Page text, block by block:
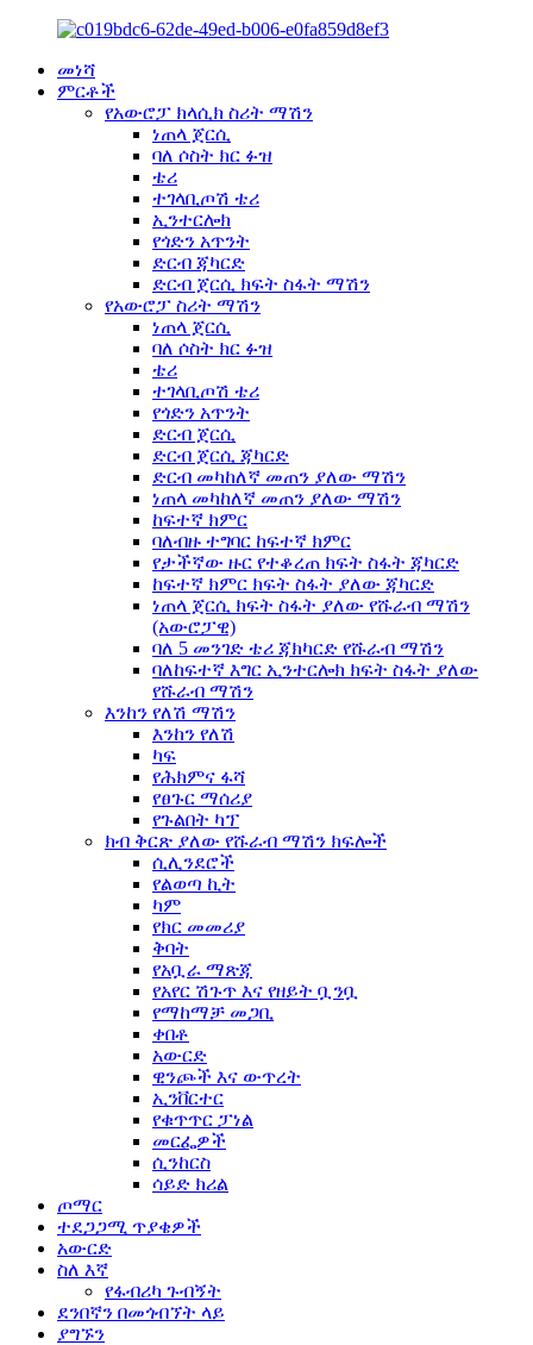
መነሻ
ምርቶች
የአውሮፓ ክላሲክ ስሪት ማሽን
ነጠላ ጀርሲ
ባለ ሶስት ክር ፉዝ
ቴሪ
ተገላቢጦሽ ቴሪ
ኢንተርሎክ
የጎድን አጥንት
ድርብ ጃካርድ
ድርብ ጀርሲ ክፍት ስፋት ማሽን
የአውሮፓ ስሪት ማሽን
ነጠላ ጀርሲ
ባለ ሶስት ክር ፉዝ
ቴሪ
ተገላቢጦሽ ቴሪ
የጎድን አጥንት
ድርብ ጀርሲ
ድርብ ጀርሲ ጃካርድ
ድርብ መካከለኛ መጠን ያለው ማሽን
ነጠላ መካከለኛ መጠን ያለው ማሽን
ከፍተኛ ክምር
ባለብዙ ተግባር ከፍተኛ ክምር
የታችኛው ዙር የተቆረጠ ክፍት ስፋት ጃካርድ
ከፍተኛ ክምር ክፍት ስፋት ያለው ጃካርድ
ነጠላ ጀርሲ ክፍት ስፋት ያለው የሹራብ ማሽን
(አውሮፓዊ)
ባለ 5 መንገድ ቴሪ ጃክካርድ የሹራብ ማሽን
ባለከፍተኛ እግር ኢንተርሎክ ክፍት ስፋት ያለው
የሹራብ ማሽን
እንከን የለሽ ማሽን
እንከን የለሽ
ካፍ
የሕክምና ፋሻ
የፀጉር ማሰሪያ
የጉልበት ካፕ
ክብ ቅርጽ ያለው የሹራብ ማሽን ክፍሎች
ሲሊንደሮች
የልወጣ ኪት
ካም
የክር መመሪያ
ቅባት
የአቧራ ማጽጃ
የአየር ሽጉጥ እና የዘይት ቧንቧ
የማከማቻ መጋቢ
ቀበቶ
አውርድ
ዊንጮች እና ውጥረት
ኢንቨርተር
የቁጥጥር ፓነል
መርፌዎች
ሲንከርስ
ሳይድ ክሪል
ጦማር
ተደጋጋሚ ጥያቄዎች
አውርድ
ስለ እኛ
የፋብሪካ ጉብኝት
ደንበኛን በመጎብኘት ላይ
ያግኙን